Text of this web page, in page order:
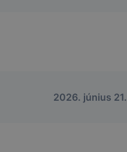
2026. június 21.